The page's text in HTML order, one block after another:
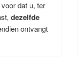
dat u, ter
dezelfde
ontvangt